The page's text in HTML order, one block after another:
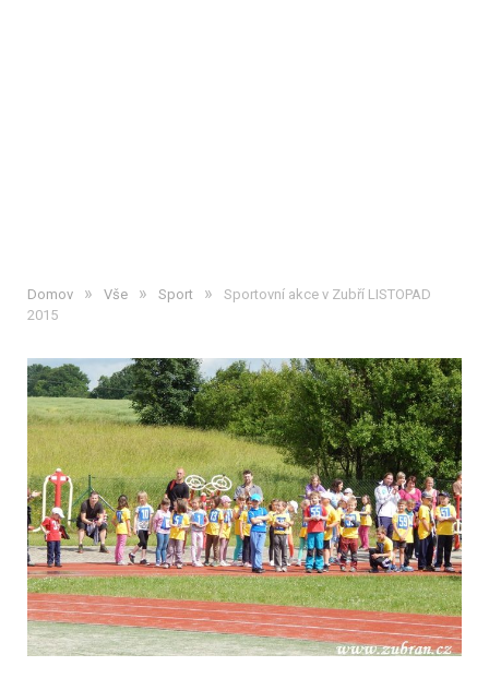
Domov » Vše » Sport »
Sportovní akce v Zubří LISTOPAD
2015